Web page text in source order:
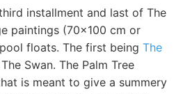
installment and last of The
paintings (70x100 cm or
floats. The first being The
Swan. The Palm Tree
is meant to give a summery